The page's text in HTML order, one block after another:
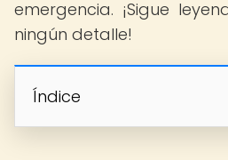
emergencia. ¡Sigue
ningún detalle!
Índice